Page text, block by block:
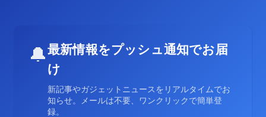
🔔最新情報をプッシュ通知でお届
け
新記事やガジェットニュースをリアルタイムでお
知らせ。メールは不要、ワンクリックで簡単登
録。